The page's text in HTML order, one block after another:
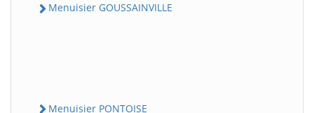
Menuisier GOUSSAINVILLE
Menuisier PONTOISE